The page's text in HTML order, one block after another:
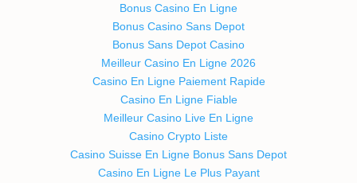
Bonus Casino En Ligne
Bonus Casino Sans Depot
Bonus Sans Depot Casino
Meilleur Casino En Ligne 2026
Casino En Ligne Paiement Rapide
Casino En Ligne Fiable
Meilleur Casino Live En Ligne
Casino Crypto Liste
Casino Suisse En Ligne Bonus Sans Depot
Casino En Ligne Le Plus Payant